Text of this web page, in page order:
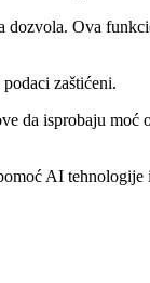
dozvola. Ova
zaštićeni.
da isprobaju moć
AI